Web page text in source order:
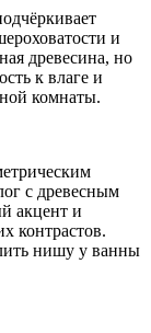
и
древесина, но
к влаге и
комнаты.
с древесным
акцент и
контрастов.
нишу у ванны